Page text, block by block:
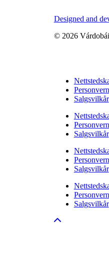
Designed and
© 2026
Salgsvilkår
Salgsvilkår
Salgsvilkår
Salgsvilkår